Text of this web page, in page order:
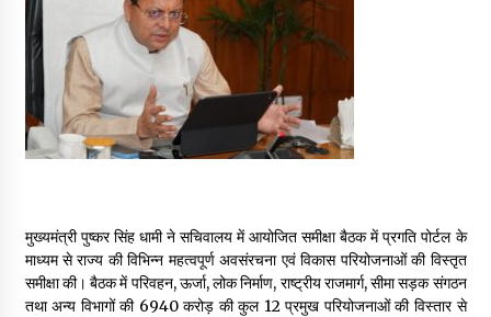
Thought Of The Day 14 May
May 14, 2022
Thought Of The Day 12 May
May 12, 2022
मुख्यमंत्री पुष्कर सिंह धामी ने सचिवालय में आयोजित समीक्षा बैठक में प्रगति पोर्टल के
माध्यम से राज्य की विभिन्न महत्वपूर्ण अवसंरचना एवं विकास परियोजनाओं की विस्तृत
समीक्षा की। बैठक में परिवहन, ऊर्जा, लोक निर्माण, राष्ट्रीय राजमार्ग, सीमा सड़क संगठन
तथा अन्य विभागों की 6940 करोड़ की कुल 12 प्रमुख परियोजनाओं की विस्तार से